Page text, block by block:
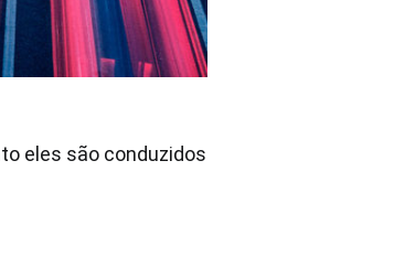
eles são conduzidos